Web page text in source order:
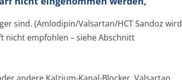
sind. (Amlodipin/Val­sartan/HCT Sandoz wird
nicht empfohlen – siehe Abschnitt